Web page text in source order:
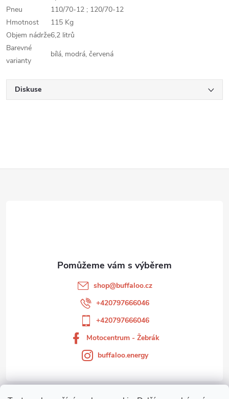
Pneu
110/70-12 ; 120/70-12
Hmotnost
115 Kg
Objem nádrže6,2 litrů
Barevné
varianty
bílá, modrá, červená
Diskuse
shop@buffaloo.cz
+420797666046
+420797666046
Motocentrum - Žebrák
buffaloo.energy